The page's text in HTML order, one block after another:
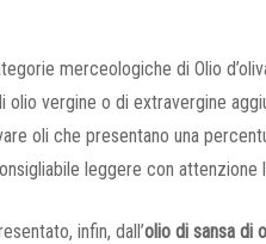
merceologiche di Olio
vergine o di extravergine
oli che presentano una
leggere con
infin, dall’olio di sansa di